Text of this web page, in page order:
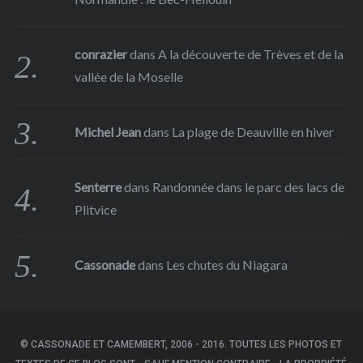
conrazierdansA la découverte de Trèves et de la
vallée de la Moselle
Michel Jeandans La plage de Deauville en hiver
Senterredans Randonnée dans le parc des lacs de
Plitvice
Cassonadedans Les chutes du Niagara
© CASSONADE ET CAMEMBERT, 2006 - 2016. TOUTES LES PHOTOS ET